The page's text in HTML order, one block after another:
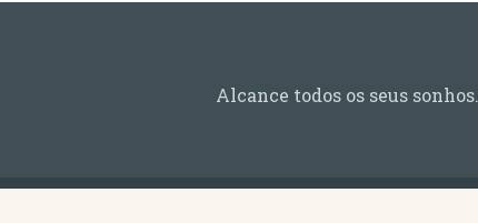
Alcance todos os seus sonhos.